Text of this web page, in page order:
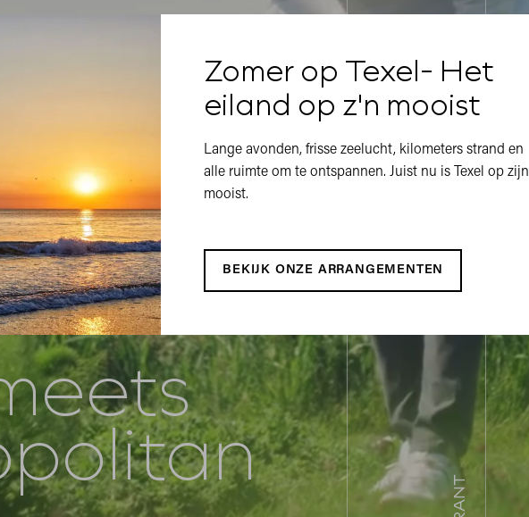
Zomer op Texel- Het
eiland op z'n mooist
Lange avonden, frisse zeelucht, kilometers strand en
alle ruimte om te ontspannen. Juist nu is Texel op zijn
mooist.
BEKIJK ONZE ARRANGEMENTEN